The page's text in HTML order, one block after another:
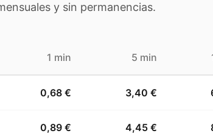
y sin permanencias.
1 min 5 min
0,68 € 3,40 €
0,89 € 4,45 €